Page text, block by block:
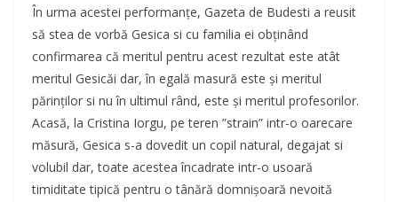
În urma acestei performanțe, Gazeta de Budesti a reusit
să stea de vorbă Gesica si cu familia ei obținând
confirmarea că meritul pentru acest rezultat este atât
meritul Gesicăi dar, în egală masură este și meritul
părinților si nu în ultimul rând, este și meritul profesorilor.
Acasă, la Cristina Iorgu, pe teren ”strain” intr-o oarecare
măsură, Gesica s-a dovedit un copil natural, degajat si
volubil dar, toate acestea încadrate intr-o usoară
timiditate tipică pentru o tânără domnișoară nevoită